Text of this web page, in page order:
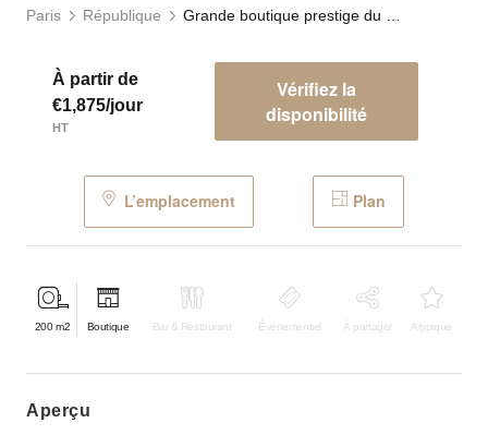
Paris République
À partir de
€1,875/jour
HT
Vérifiez la
disponibilité
L’emplacement Plan
200 m2 Boutique Bar & Restaurant Événementiel À partager Atypique
aperçu